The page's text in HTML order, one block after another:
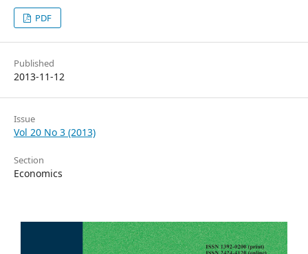
PDF
Published
2013-11-12
Issue
Vol 20 No 3 (2013)
Section
Economics